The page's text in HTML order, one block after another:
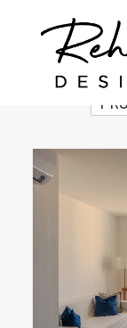
CHI SIAMO
SERVIZI
LAVORA CON
CONTATTI